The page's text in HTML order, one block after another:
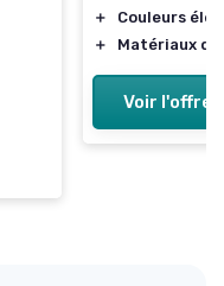
＋
Couleurs
＋
Matériaux
Voir l'offre